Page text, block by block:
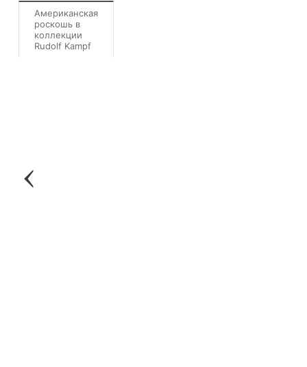
Американская
роскошь в
коллекции
Rudolf Kampf